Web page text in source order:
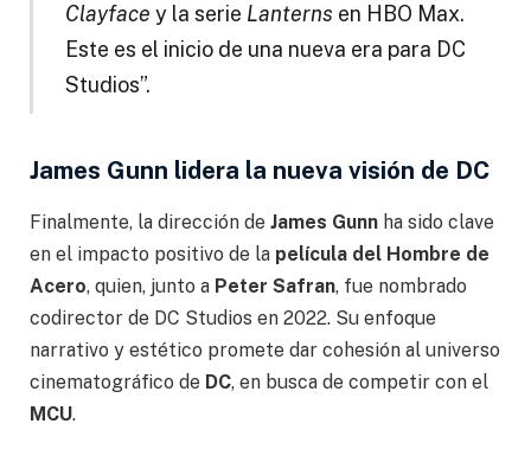
Clayface y la serie Lanterns en HBO Max.
Este es el inicio de una nueva era para DC
Studios”.
James Gunn lidera la nueva visión de DC
Finalmente, la dirección de James Gunn ha sido clave
en el impacto positivo de la película del Hombre de
Acero, quien, junto a Peter Safran, fue nombrado
codirector de DC Studios en 2022. Su enfoque
narrativo y estético promete dar cohesión al universo
cinematográfico de DC, en busca de competir con el
MCU.